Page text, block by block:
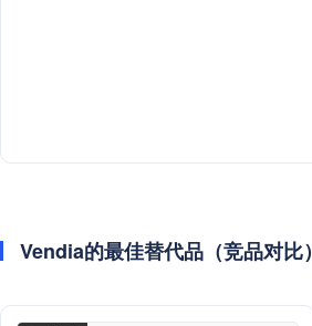
Vendia的最佳替代品（竞品对比）